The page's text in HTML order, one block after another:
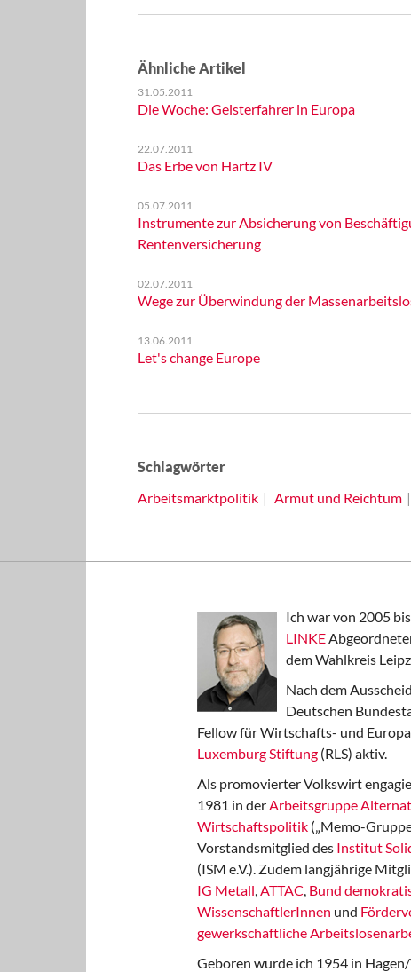
Ähnliche Artikel
31.05.2011
Die Woche: Geisterfahrer in Europa
22.07.2011
Das Erbe von Hartz IV
05.07.2011
Instrumente zur Absicherung von
Rentenversicherung
02.07.2011
Wege zur Überwindung der
13.06.2011
Let's change Europe
Schlagwörter
Arbeitsmarktpolitik
Armut und Reichtum
Ich war von 2005
LINKE
dem Wahlkreis
Nach dem
Deutschen
Fellow für Wirtschafts- und
Luxemburg Stiftung (RLS) aktiv.
Als promovierter Volkswirt
1981 in derArbeitsgruppe
Wirtschaftspolitik („Memo-
Vorstandsmitglied des Institut
(ISM e.V.). Zudem langjährige
IG Metall,ATTAC, Bund
WissenschaftlerInnen und
gewerkschaftliche
Geboren wurde ich 1954 in